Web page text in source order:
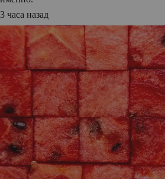
3 часа назад